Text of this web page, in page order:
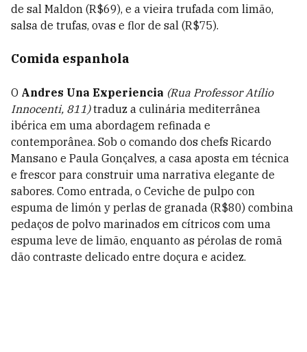
de sal Maldon (R$69), e a vieira trufada com limão,
salsa de trufas, ovas e flor de sal (R$75).
Comida espanhola
O Andres Una Experiencia (Rua Professor Atílio
Innocenti, 811)traduz a culinária mediterrânea
ibérica em uma abordagem refinada e
contemporânea. Sob o comando dos chefs Ricardo
Mansano e Paula Gonçalves, a casa aposta em técnica
e frescor para construir uma narrativa elegante de
sabores. Como entrada, o Ceviche de pulpo con
espuma de limón y perlas de granada (R$80) combina
pedaços de polvo marinados em cítricos com uma
espuma leve de limão, enquanto as pérolas de romã
dão contraste delicado entre doçura e acidez.